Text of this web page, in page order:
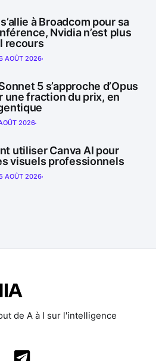
à Broadcom pour sa
Nvidia n’est plus
recours
AOÛT 2026
5 s’approche d’Opus
une fraction du prix, en
2026
utiliser Canva AI pour
visuels professionnels
5 AOÛT 2026
de A à I sur l'intelligence